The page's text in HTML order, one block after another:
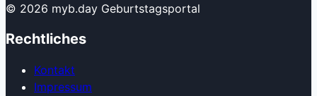
© 2026 myb.day Geburtstagsportal
Rechtliches
Kontakt
Impressum